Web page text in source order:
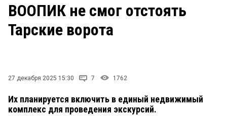
ЗАКОН
НОВОСТИ КОМПАНИЙ
СТИЛЬ ЖИЗНИ
Рейтинги
ВООПИК не смог отстоять
Тарские ворота
27 декабря 2025 15:30 7 1762
Их планируется включить в единый недвижимый
комплекс для проведения экскурсий.